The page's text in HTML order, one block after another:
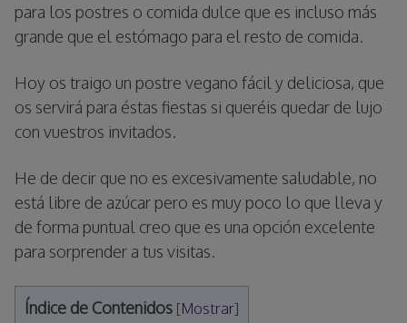
para los postres o comida dulce que es incluso más
grande que el estómago para el resto de comida.
Hoy os traigo un postre vegano fácil y deliciosa, que
os servirá para éstas fiestas si queréis quedar de lujo
con vuestros invitados.
He de decir que no es excesivamente saludable, no
está libre de azúcar pero es muy poco lo que lleva y
de forma puntual creo que es una opción excelente
para sorprender a tus visitas.
Índice de Contenidos [Mostrar]